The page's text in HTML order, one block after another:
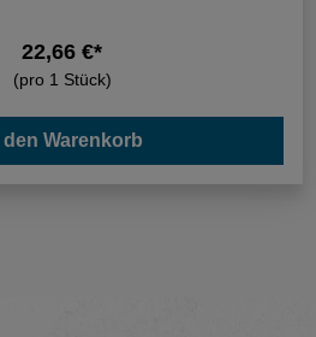
22,66 €*
(pro 1 Stück)
den Warenkorb